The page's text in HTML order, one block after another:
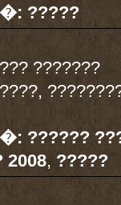
?????
???????
??????
2008, ?????